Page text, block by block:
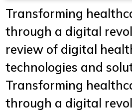
Transforming
through a digital
review of digital
technologies and
Transforming
through a digital